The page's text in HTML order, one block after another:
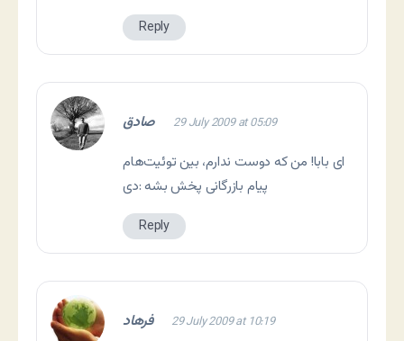
Reply
صادق 29 July 2009 at 05:09
ای بابا! من که دوست ندارم، بین توئیت‌هام
پیام بازرگانی پخش بشه :دی
Reply
فرهاد 29 July 2009 at 10:19